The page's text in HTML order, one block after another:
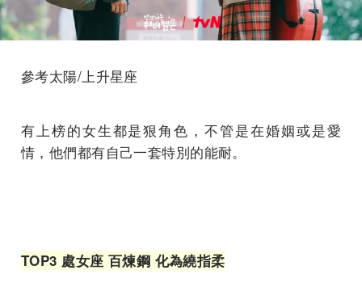
參考太陽/上升星座
有上榜的女生都是狠角色，不管是在婚姻或是愛
情，他們都有自己一套特別的能耐。
TOP3 處女座 百煉鋼 化為繞指柔